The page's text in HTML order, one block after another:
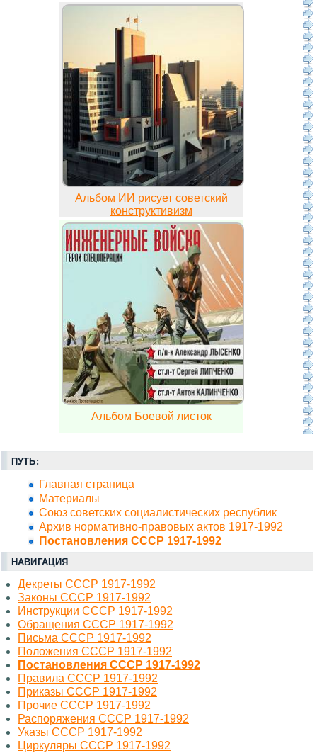
Альбом ИИ рисует советский
конструктивизм
Альбом Боевой листок
ПУТЬ:
Главная страница
Материалы
Союз советских социалистических республик
Архив нормативно-правовых актов 1917-1992
Постановления СССР 1917-1992
НАВИГАЦИЯ
Декреты СССР 1917-1992
Законы СССР 1917-1992
Инструкции СССР 1917-1992
Обращения СССР 1917-1992
Письма СССР 1917-1992
Положения СССР 1917-1992
Постановления СССР 1917-1992
Правила СССР 1917-1992
Приказы СССР 1917-1992
Прочие СССР 1917-1992
Распоряжения СССР 1917-1992
Указы СССР 1917-1992
Циркуляры СССР 1917-1992